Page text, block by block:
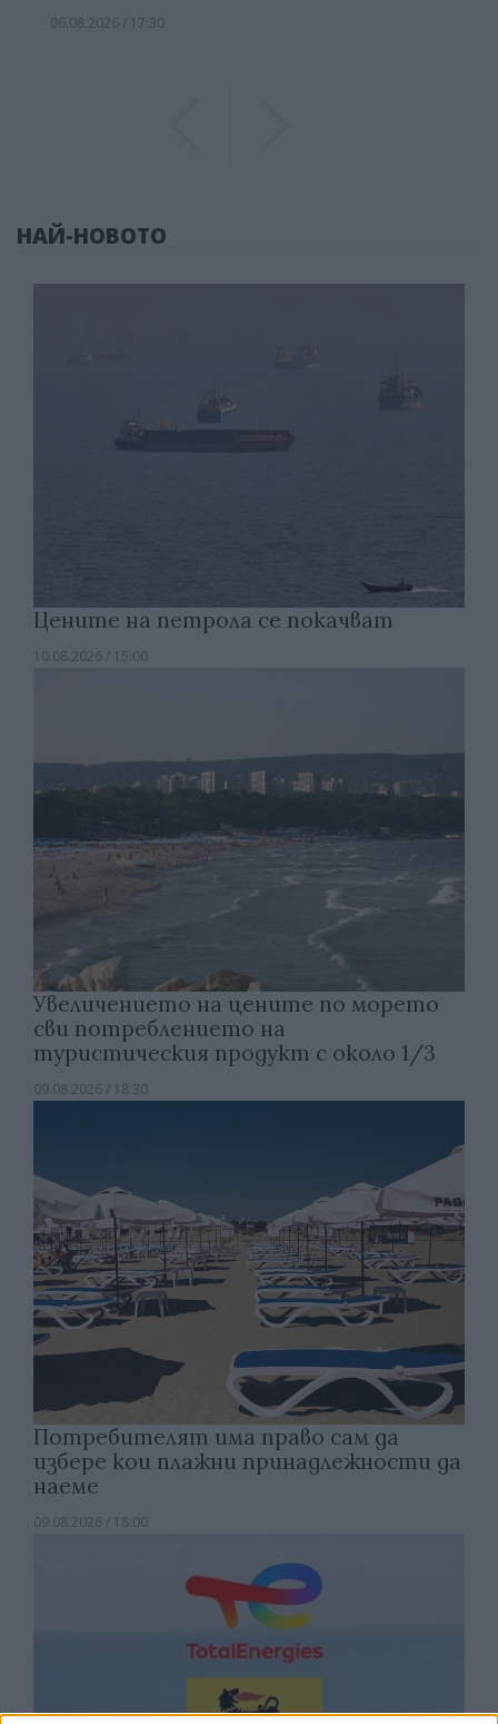
06.08.2026 / 17:30
НАЙ-НОВОТО
Цените на петрола се покачват
10.08.2026 / 15:00
Увеличението на цените по морето
сви потреблението на
туристическия продукт с около 1/3
09.08.2026 / 18:30
Потребителят има право сам да
избере кои плажни принадлежности да
наеме
09.08.2026 / 18:00